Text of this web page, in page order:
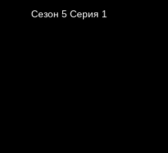
Сезон 5 Серия 1